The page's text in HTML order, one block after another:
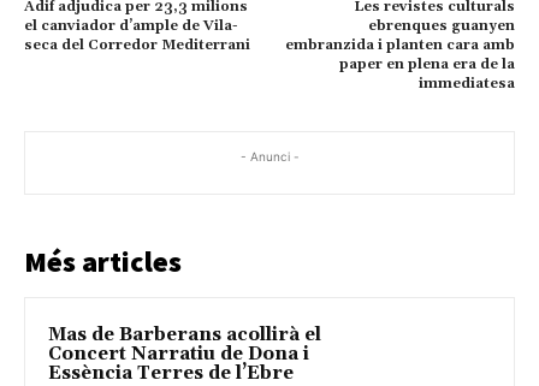
Adif adjudica per 23,3 milions
el canviador d’ample de Vila-
seca del Corredor Mediterrani
Les revistes culturals
ebrenques guanyen
embranzida i planten cara amb
paper en plena era de la
immediatesa
- Anunci -
Més articles
Mas de Barberans acollirà el
Concert Narratiu de Dona i
Essència Terres de l’Ebre